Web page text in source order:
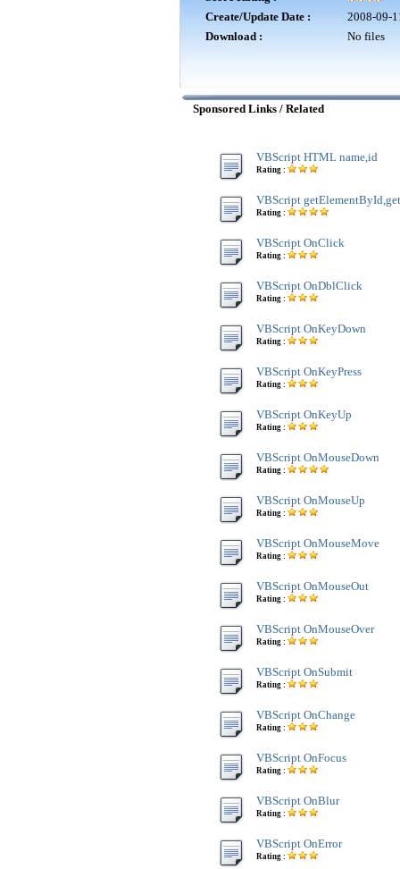
Create/Update Date :
2008-09-
Download :
No files
Sponsored Links / Related
VBScript HTML name,id
Rating :
VBScript
Rating :
VBScript OnClick
Rating :
VBScript OnDblClick
Rating :
VBScript OnKeyDown
Rating :
VBScript OnKeyPress
Rating :
VBScript OnKeyUp
Rating :
VBScript OnMouseDown
Rating :
VBScript OnMouseUp
Rating :
VBScript OnMouseMove
Rating :
VBScript OnMouseOut
Rating :
VBScript OnMouseOver
Rating :
VBScript OnSubmit
Rating :
VBScript OnChange
Rating :
VBScript OnFocus
Rating :
VBScript OnBlur
Rating :
VBScript OnError
Rating :